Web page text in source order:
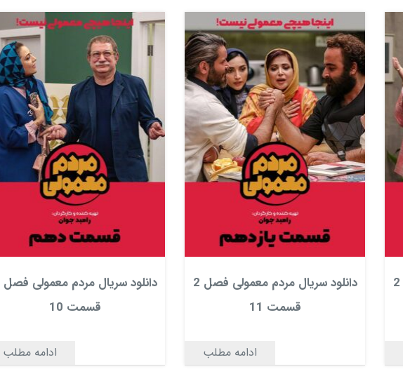
دانلود سریال مردم معمولی فصل 2
دانلود سریال مردم معمولی فصل 2
قسمت 11
ادامه مطلب
قسمت 10
ادامه مطلب